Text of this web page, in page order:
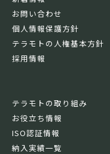
お問い合わせ
個人情報保護方針
テラモトの人権基本方針
採用情報
テラモトの取り組み
お役立ち情報
ISO認証情報
納入実績一覧